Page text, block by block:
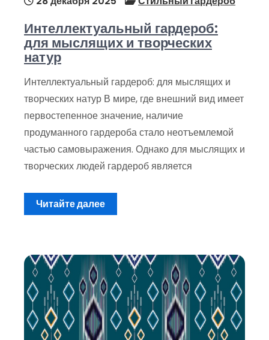
Интеллектуальный гардероб:
для мыслящих и творческих
натур
Интеллектуальный гардероб: для мыслящих и
творческих натур В мире, где внешний вид имеет
первостепенное значение, наличие
продуманного гардероба стало неотъемлемой
частью самовыражения. Однако для мыслящих и
творческих людей гардероб является
Читайте далее